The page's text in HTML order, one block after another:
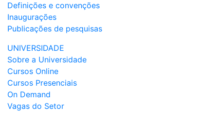
Definições e convenções
Inaugurações
Publicações de pesquisas
UNIVERSIDADE
Sobre a Universidade
Cursos Online
Cursos Presenciais
On Demand
Vagas do Setor